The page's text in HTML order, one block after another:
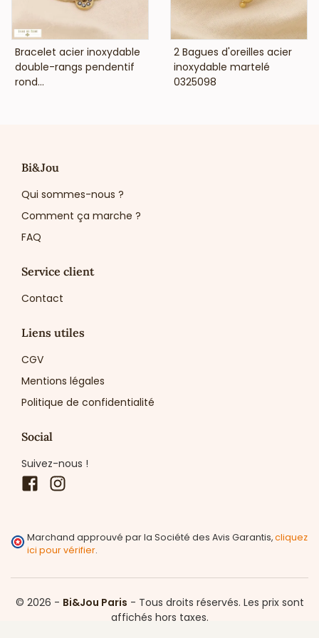
Ces boucles d’oreilles clip en acier doré avec cabochon en
pierre ou nacre véritable sont un bijou incontournable pour
enrichir votre collection avec une pièce élégante et
polyvalente. Proposez-les dès aujourd’hui pour séduire une
clientèle en quête de raffinement et d’authenticité.
VOIR LE PRIX
Bracelet acier inoxydable
double-rangs pendentif
rond...
VOIR LE PRIX
2 Bagues d'oreilles acier
inoxydable martelé
0325098
Bi&Jou
Qui sommes-nous ?
Comment ça marche ?
FAQ
Service client
Contact
Liens utiles
CGV
Mentions légales
Politique de confidentialité
Social
Suivez-nous !
Facebook
Marchand approuvé par la Société des Avis Garantis,cliquez
ici pour vérifier.
© 2026 - Bi&Jou Paris - Tous droits réservés. Les prix sont
affichés hors taxes.